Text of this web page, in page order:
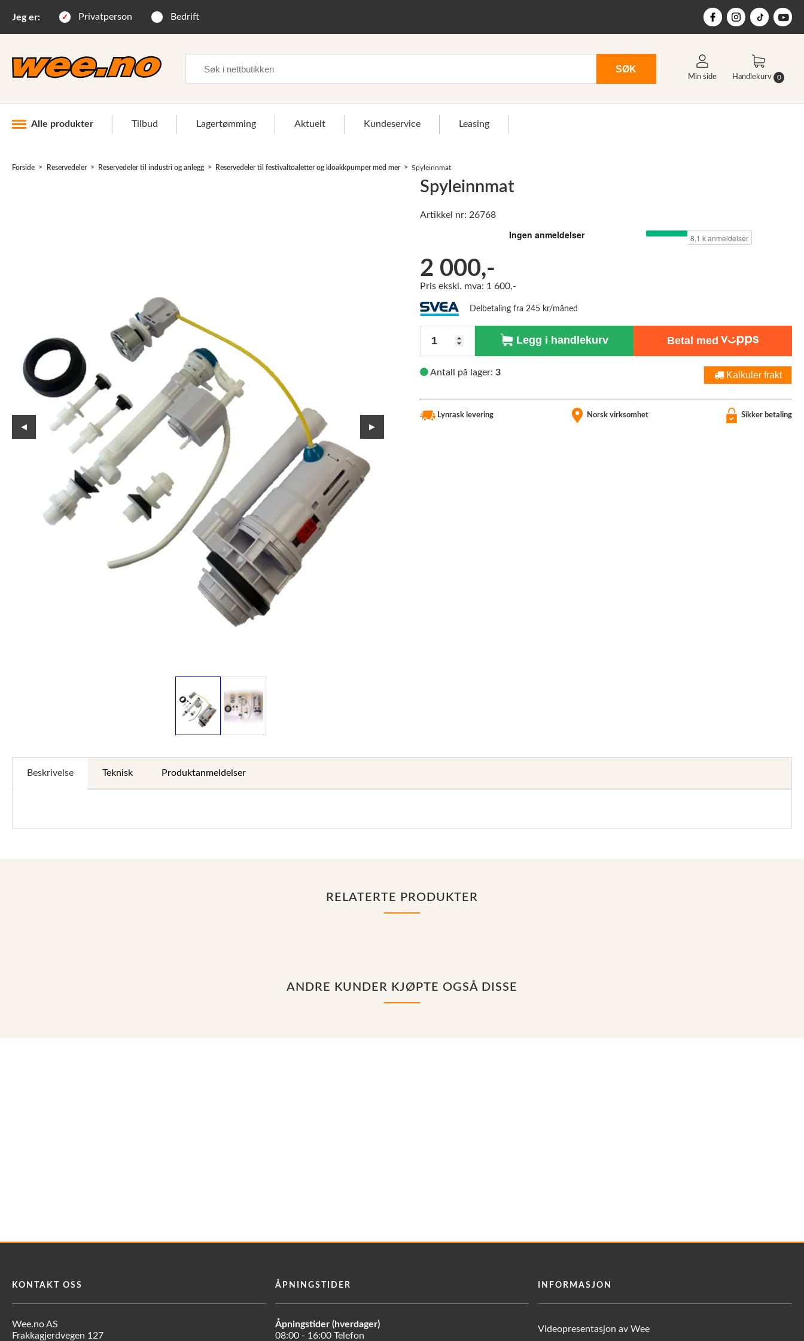
Jeg er: Privatperson Bedrift
SØK
Min side Handlekurv 0
Alle produkter Tilbud Lagertømming Aktuelt Kundeservice Leasing
Lagertømming
Aktuelt
Kundeservice
Leasing
Forside Reservedeler Reservedeler til industri og anlegg Reservedeler til festivaltoaletter og kloakkpumper med mer Spyleinnmat
◀ ▶
Spyleinnmat
Artikkel nr: 26768
2 000,-
Pris ekskl. mva: 1 600,-
Delbetaling fra 245 kr/måned
Legg i handlekurv Betal med
Antall på lager: 3 Kalkuler frakt
Lynrask levering Norsk virksomhet Sikker betaling
Beskrivelse Teknisk Produktanmeldelser
RELATERTE PRODUKTER
ANDRE KUNDER KJØPTE OGSÅ DISSE
KONTAKT OSS
Wee.no AS
Frakkagjerdvegen 127
ÅPNINGSTIDER
Åpningstider (hverdager)
08:00 - 16:00 Telefon
INFORMASJON
Videopresentasjon av Wee